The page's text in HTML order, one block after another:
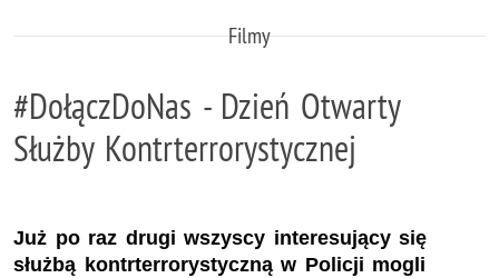
Filmy
#DołączDoNas - Dzień Otwarty
Służby Kontrterrorystycznej
Już po raz drugi wszyscy interesujący się
służbą kontrterrorystyczną w Policji mogli